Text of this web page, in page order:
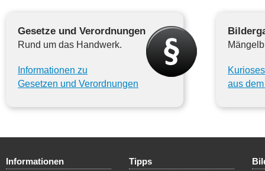
Gesetze und Verordnungen
Rund um das Handwerk.
Informationen zu
Gesetzen und Verordnungen
aus
Informationen Tipps